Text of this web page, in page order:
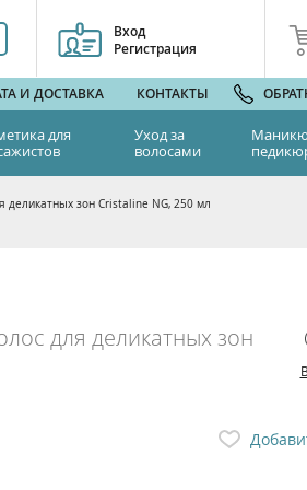
Вход
Регистрация
И ДОСТАВКА КОНТАКТЫ
для
Уход за
волосами
деликатных зон Cristaline NG, 250 мл
для деликатных зон